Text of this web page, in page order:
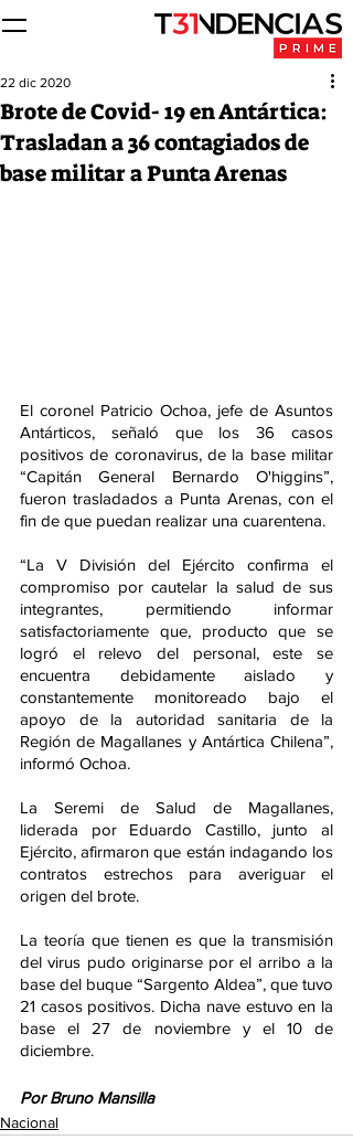
Brote de Covid- 19 en Antártica:
Trasladan a 36 contagiados de
base militar a Punta Arenas
22 dic 2020
El coronel Patricio Ochoa, jefe de Asuntos
Antárticos, señaló que los 36 casos
positivos de coronavirus, de la base militar
“Capitán General Bernardo O'higgins”,
fueron trasladados a Punta Arenas, con el
fin de que puedan realizar una cuarentena.
“La V División del Ejército confirma el
compromiso por cautelar la salud de sus
integrantes, permitiendo informar
satisfactoriamente que, producto que se
logró el relevo del personal, este se
encuentra debidamente aislado y
constantemente monitoreado bajo el
apoyo de la autoridad sanitaria de la
Región de Magallanes y Antártica Chilena”,
informó Ochoa.
La Seremi de Salud de Magallanes,
liderada por Eduardo Castillo, junto al
Ejército, afirmaron que están indagando los
contratos estrechos para averiguar el
origen del brote.
La teoría que tienen es que la transmisión
del virus pudo originarse por el arribo a la
base del buque “Sargento Aldea”, que tuvo
21 casos positivos. Dicha nave estuvo en la
base el 27 de noviembre y el 10 de
diciembre.
Por Bruno Mansilla
Nacional